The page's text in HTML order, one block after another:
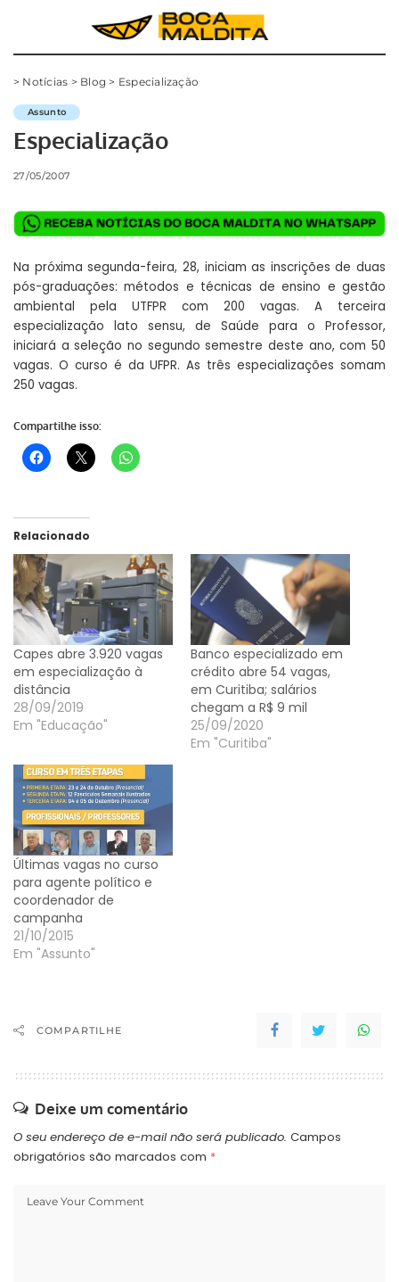
> Notícias > Blog > Especialização
Assunto
Especialização
27/05/2007
Na próxima segunda-feira, 28, iniciam as inscrições de duas
pós-graduações: métodos e técnicas de ensino e gestão
ambiental pela UTFPR com 200 vagas. A terceira
especialização lato sensu, de Saúde para o Professor,
iniciará a seleção no segundo semestre deste ano, com 50
vagas. O curso é da UFPR. As três especializações somam
250 vagas.
Compartilhe isso:
Relacionado
Capes abre 3.920 vagas
em especialização à
distância
28/09/2019
Em "Educação"
Banco especializado em
crédito abre 54 vagas,
em Curitiba; salários
chegam a R$ 9 mil
25/09/2020
Em "Curitiba"
Últimas vagas no curso
para agente político e
coordenador de
campanha
21/10/2015
Em "Assunto"
COMPARTILHE
Deixe um comentário
O seu endereço de e-mail não será publicado. Campos
obrigatórios são marcados com *